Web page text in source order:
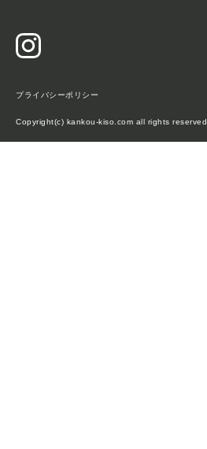
プライバシーポリシー
Copyright(c) kankou-kiso.com all rights reserved.